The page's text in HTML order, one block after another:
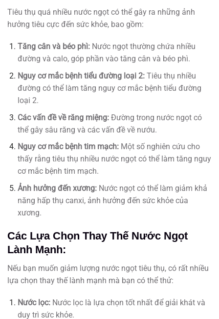
Tiêu thụ quá nhiều nước ngọt có thể gây ra những ảnh
hưởng tiêu cực đến sức khỏe, bao gồm:
Tăng cân và béo phì:Nước ngọt thường chứa nhiều
đường và calo, góp phần vào tăng cân và béo phì.
Nguy cơ mắc bệnh tiểu đường loại 2:Tiêu thụ nhiều
đường có thể làm tăng nguy cơ mắc bệnh tiểu đường
loại 2.
Các vấn đề về răng miệng:Đường trong nước ngọt có
thể gây sâu răng và các vấn đề về nướu.
Nguy cơ mắc bệnh tim mạch:Một số nghiên cứu cho
thấy rằng tiêu thụ nhiều nước ngọt có thể làm tăng nguy
cơ mắc bệnh tim mạch.
Ảnh hưởng đến xương:Nước ngọt có thể làm giảm khả
năng hấp thụ canxi, ảnh hưởng đến sức khỏe của
xương.
Các Lựa Chọn Thay Thế Nước Ngọt
Lành Mạnh:
Nếu bạn muốn giảm lượng nước ngọt tiêu thụ, có rất nhiều
lựa chọn thay thế lành mạnh mà bạn có thể thử:
Nước lọc:Nước lọc là lựa chọn tốt nhất để giải khát và
duy trì sức khỏe.